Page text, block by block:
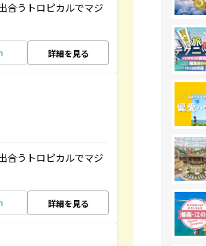
合うトロピカルでマジ
詳細を見る
合うトロピカルでマジ
詳細を見る